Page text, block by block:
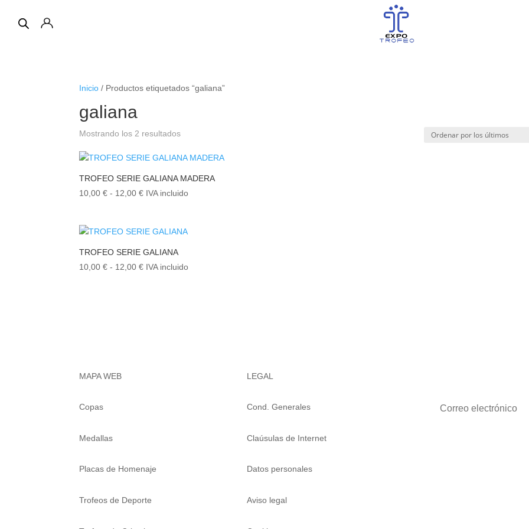
Inicio / Productos etiquetados “galiana”
galiana
Mostrando los 2 resultadosOrdenado
los
últimos
TROFEO SERIE GALIANA MADERA
10,00€ - 12,00€Rango
desde
IVA incluido
TROFEO SERIE GALIANA
10,00€ - 12,00€Rango
IVA incluido
MAPA WEB
Copas
Medallas
Placas de Homenaje
Trofeos de Deporte
LEGAL
Cond. Generales
Claúsulas de Internet
Datos personales
Aviso legal